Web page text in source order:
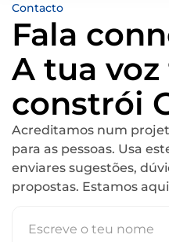
Contacto
Fala
A tua
constrói
Acreditamos num
para as pessoas. Usa
enviares sugestões,
propostas. Estamos